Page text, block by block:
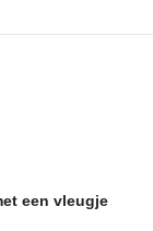
een vleugje